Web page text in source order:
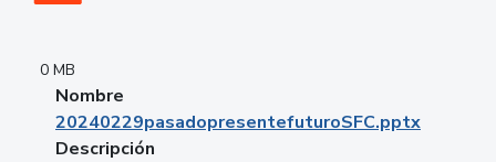
0 MB
Nombre
20240229pasadopresentefuturoSFC.pptx
Descripción